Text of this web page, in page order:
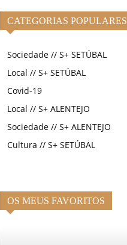
CATEGORIAS POPULARES
Sociedade // S+ SETÚBAL
Local // S+ SETÚBAL
Covid-19
Local // S+ ALENTEJO
Sociedade // S+ ALENTEJO
Cultura // S+ SETÚBAL
OS MEUS FAVORITOS